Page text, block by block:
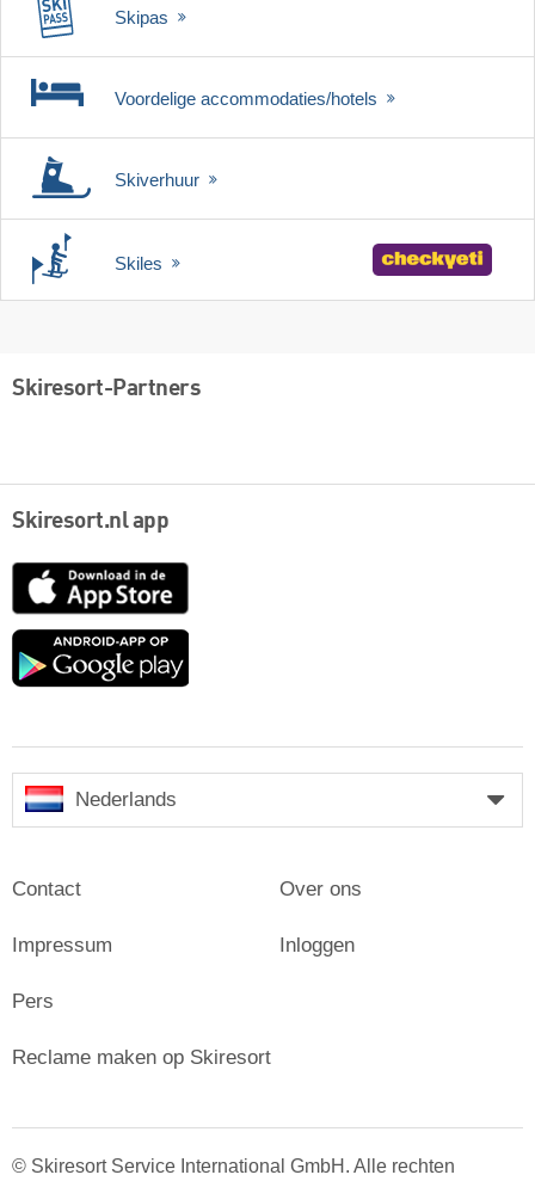
Skipas
Voordelige accommodaties/hotels
Skiverhuur
Skiles
Skiresort-Partners
Skiresort.nl app
App
Google
Nederlands
Contact
Impressum
Pers
Over ons
Inloggen
Reclame maken op Skiresort
© Skiresort Service International GmbH. Alle rechten